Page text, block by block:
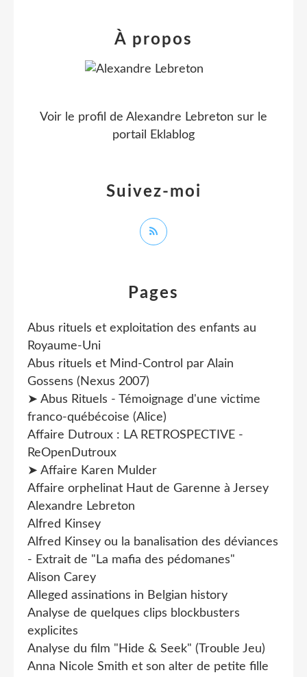
Pages
Abus rituels et exploitation des enfants au
Royaume-Uni
Abus rituels et Mind-Control par Alain
Gossens (Nexus 2007)
➤ Abus Rituels - Témoignage d'une victime
franco-québécoise (Alice)
Affaire Dutroux : LA RETROSPECTIVE -
ReOpenDutroux
➤ Affaire Karen Mulder
Affaire orphelinat Haut de Garenne à Jersey
Alexandre Lebreton
Alfred Kinsey
Alfred Kinsey ou la banalisation des déviances
- Extrait de "La mafia des pédomanes"
Alison Carey
Alleged assinations in Belgian history
Analyse de quelques clips blockbusters
explicites
Analyse du film "Hide & Seek" (Trouble Jeu)
Anna Nicole Smith et son alter de petite fille
Suivez-moi
À propos
Voir le profil de Alexandre Lebreton sur le
portail Eklablog